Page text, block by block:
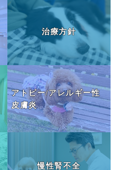
治療方針
アトピー/アレルギー性
皮膚炎
慢性腎不全